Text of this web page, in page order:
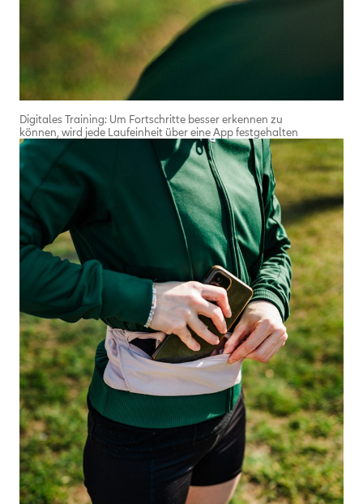
Digitales Training: Um Fortschritte besser erkennen zu
können, wird jede Laufeinheit über eine App festgehalten